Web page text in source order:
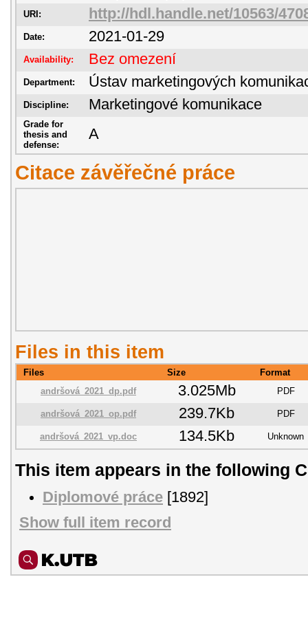
URI: http://hdl.handle.net/10563/
Date: 2021-01-29
Availability: Bez omezení
Department: Ústav marketingových
Discipline: Marketingové komunikace
Grade for
thesis and
defense:
A
Citace závěřečné práce
Files in this item
Files Size
Format
andršová_2021_dp.pdf
3.025Mb PDF
andršová_2021_op.pdf 239.7Kb PDF
andršová_2021_vp.doc 134.5Kb Unknown
This item appears in the following
Diplomové práce [1892]
Show full item record